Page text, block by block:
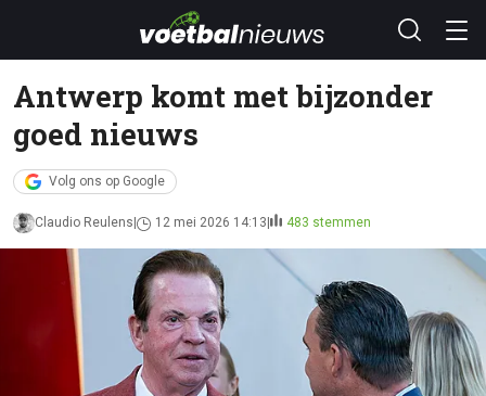
Antwerp komt met bijzonder
goed nieuws
Volg ons op Google
Claudio Reulens 12 mei 2026 14:13 483 stemmen